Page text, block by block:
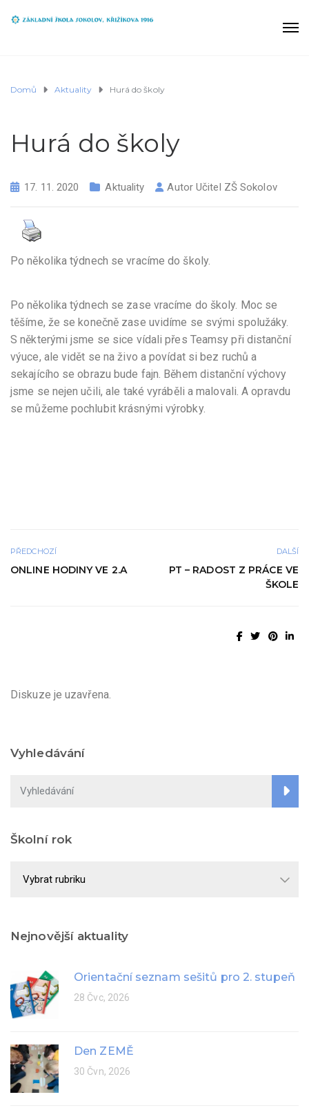
Domů Aktuality Hurá do školy
Hurá do školy
17. 11. 2020 Aktuality AutorUčitel ZŠ Sokolov
Po několika týdnech se vracíme do školy.
Po několika týdnech se zase vracíme do školy. Moc se
těšíme, že se konečně zase uvidíme se svými spolužáky.
S některými jsme se sice vídali přes Teamsy při distanční
výuce, ale vidět se na živo a povídat si bez ruchů a
sekajícího se obrazu bude fajn. Během distanční výchovy
jsme se nejen učili, ale také vyráběli a malovali. A opravdu
se můžeme pochlubit krásnými výrobky.
PŘEDCHOZÍ
ONLINE HODINY VE 2.A
DALŠÍ
PT – RADOST Z PRÁCE VE
ŠKOLE
Diskuze je uzavřena.
Vyhledávání
Školní rok
rok
Nejnovější aktuality
Orientační seznam sešitů pro 2. stupeň
28 Čvc, 2026
Den ZEMĚ
30 Čvn, 2026